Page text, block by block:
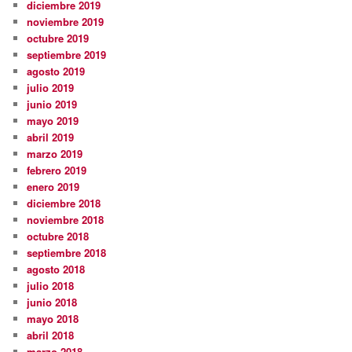
diciembre 2019
noviembre 2019
octubre 2019
septiembre 2019
agosto 2019
julio 2019
junio 2019
mayo 2019
abril 2019
marzo 2019
febrero 2019
enero 2019
diciembre 2018
noviembre 2018
octubre 2018
septiembre 2018
agosto 2018
julio 2018
junio 2018
mayo 2018
abril 2018